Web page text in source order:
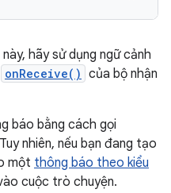
hãy sử dụng ngữ cảnh
onReceive() của bộ nhận
báo bằng cách gọi
nhiên, nếu bạn đang tạo
một thông báo theo kiểu
cuộc trò chuyện.